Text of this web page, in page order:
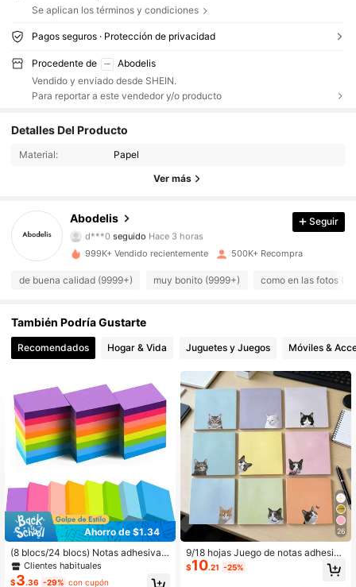
Se aplican los términos y condiciones
Pagos seguros · Protección de privacidad
Procedente de
Abodelis
Vendido y enviado desde SHEIN.
Para reportar a este vendedor y/o producto
Detalles Del Producto
Material: Papel
Ver más
Abodelis
37K Seguidores
4.84
d***0 seguido Hace 3 horas
37K Seguidores
4.84
4.84 37K Seguidores
4.84 37K Seguidores
37K Seguidores
4.84 37K Seguidores
Seguir
999K+ Vendido recientemente 500K+ Recompra
de buena calidad (9999+) muy bonito (9999+) como en las fotos
También Podría Gustarte
Recomendados Hogar & Vida Juguetes y Juegos Móviles &
Ahorro de $1.34
(8 blocs/24 blocs) Notas adhesivas
1.5x2 pulgadas, 8 colores, blocs de
notas autoadhesivas brillantes y col
Clientes habituales
$3.36 -29% con cupón
26
9/18 hojas Juego de notas adhesiva
s, Notas adhesivas con diseño lindo
de gato asomándose - Notas adhes
$10.21 -25%